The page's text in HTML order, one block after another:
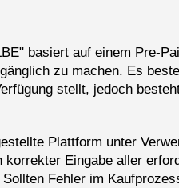
basiert auf einem Pre-
zu machen. Es
stellt, jedoch
Plattform unter
Eingabe aller
Fehler im